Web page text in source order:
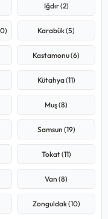
Iğdır (2)
Karabük (5)
Kastamonu (6)
Kütahya (11)
Muş (8)
Samsun (19)
Tokat (11)
Van (8)
Zonguldak (10)